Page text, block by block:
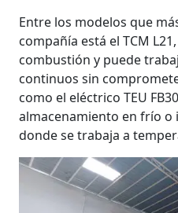
Entre los modelos que
compañía está el TCM
combustión y puede
continuos sin
como el eléctrico TEU
almacenamiento en frío o
donde se trabaja a